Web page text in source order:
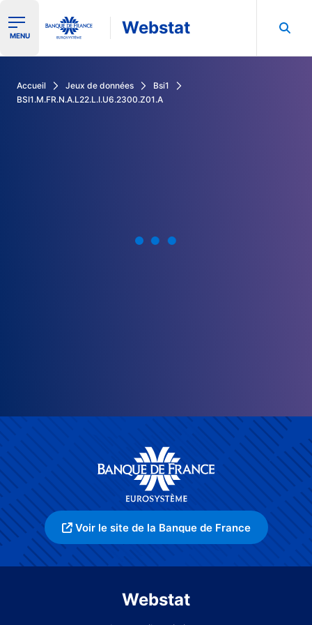
Ouvrir le menu de navigation
MENU Webstat
Accueil Jeux de données
Bsi1
BSI1.M.FR.N.A.L22.L.I.U6.2300.Z01.A
Voir le site de la Banque de France
Webstat